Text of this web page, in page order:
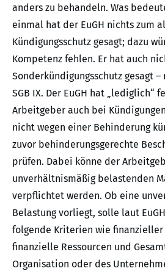
anders zu behandeln. Was
einmal hat der EuGH nichts zum
Kündigungsschutz gesagt; dazu
Kompetenz fehlen. Er hat auch
Sonderkündigungsschutz gesagt
SGB IX. Der EuGH hat „lediglich“
Arbeitgeber auch bei
nicht wegen einer Behinderung
zuvor behinderungsgerechte
prüfen. Dabei könne der
unverhältnismäßig belastenden
verpflichtet werden. Ob eine
Belastung vorliegt, solle laut
folgende Kriterien wie finanzieller
finanzielle Ressourcen und
Organisation oder des